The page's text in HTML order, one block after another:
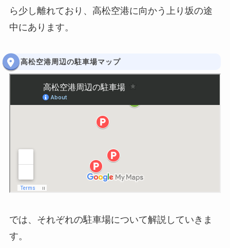
ら少し離れており、高松空港に向かう上り坂の途
中にあります。
高松空港周辺の駐車場マップ
では、それぞれの駐車場について解説していきま
す。